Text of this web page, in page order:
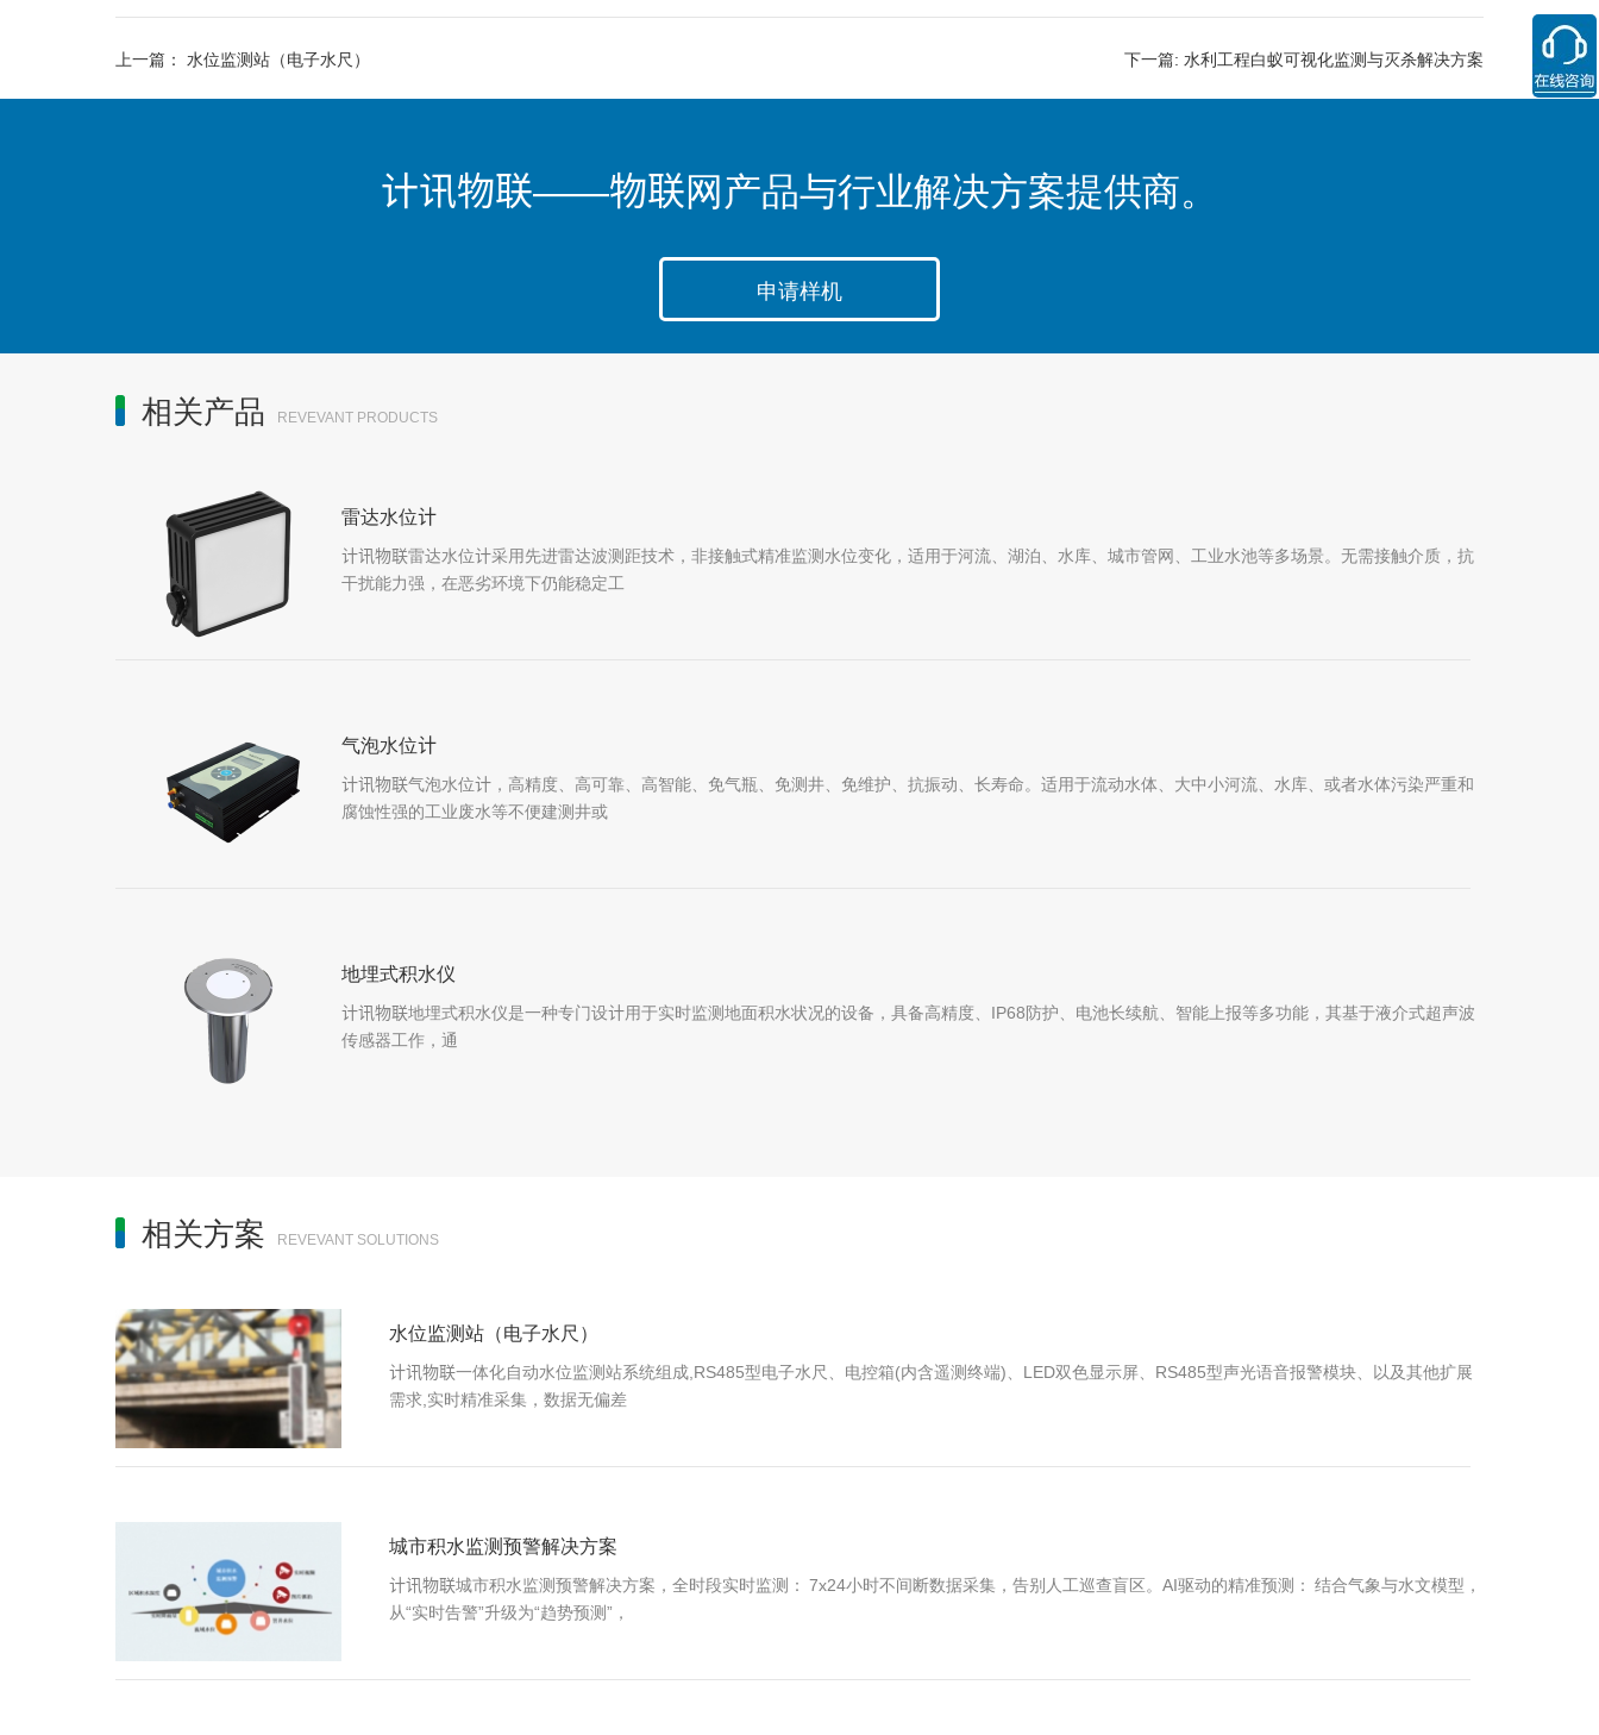
上一篇： 水位监测站（电子水尺） 下一篇: 水利工程白蚁可视化监测与灭杀解决方案
计讯物联——物联网产品与行业解决方案提供商。
申请样机
相关产品 REVEVANT PRODUCTS
雷达水位计
计讯物联雷达水位计采用先进雷达波测距技术，非接触式精准监测水位变化，适用于河流、湖泊、水库、城市管网、工业水池等多场景。无需接触介质，抗
干扰能力强，在恶劣环境下仍能稳定工
气泡水位计
计讯物联气泡水位计，高精度、高可靠、高智能、免气瓶、免测井、免维护、抗振动、长寿命。适用于流动水体、大中小河流、水库、或者水体污染严重和
腐蚀性强的工业废水等不便建测井或
地埋式积水仪
计讯物联地埋式积水仪是一种专门设计用于实时监测地面积水状况的设备，具备高精度、IP68防护、电池长续航、智能上报等多功能，其基于液介式超声波
传感器工作，通
相关方案 REVEVANT SOLUTIONS
水位监测站（电子水尺）
计讯物联一体化自动水位监测站系统组成,RS485型电子水尺、电控箱(内含遥测终端)、LED双色显示屏、RS485型声光语音报警模块、以及其他扩展
需求,实时精准采集，数据无偏差
城市积水监测预警解决方案
计讯物联城市积水监测预警解决方案，全时段实时监测： 7x24小时不间断数据采集，告别人工巡查盲区。AI驱动的精准预测： 结合气象与水文模型，
从“实时告警”升级为“趋势预测”，